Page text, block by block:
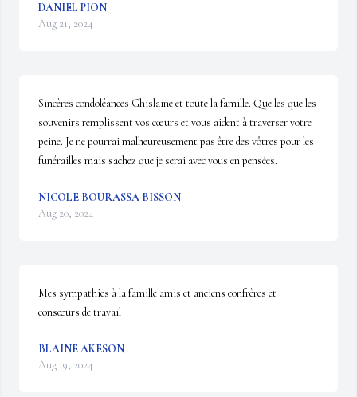
DANIEL PION
Aug 21, 2024
Sincères condoléances Ghislaine et toute la famille. Que les que les
souvenirs remplissent vos cœurs et vous aident à traverser votre
peine. Je ne pourrai malheureusement pas être des vôtres pour les
funérailles mais sachez que je serai avec vous en pensées.
NICOLE BOURASSA BISSON
Aug 20, 2024
Mes sympathies à la famille amis et anciens confrères et
consœurs de travail
BLAINE AKESON
Aug 19, 2024